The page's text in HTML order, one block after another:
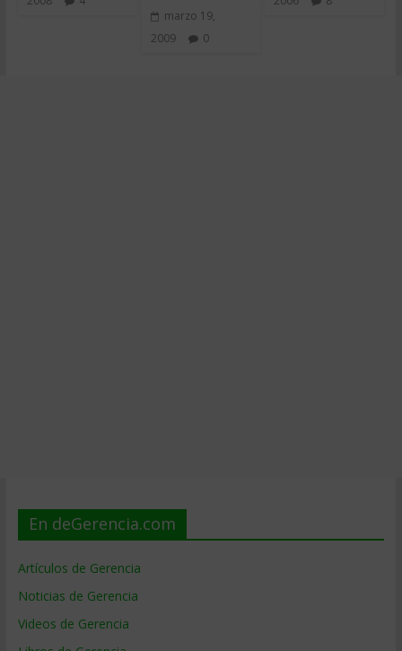
marzo 19,
2009
0
En deGerencia.com
Artículos de Gerencia
Noticias de Gerencia
Videos de Gerencia